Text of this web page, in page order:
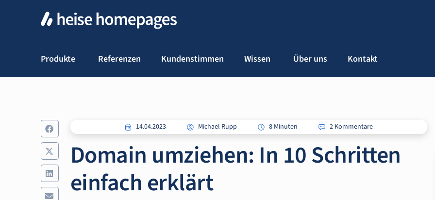
Produkte Referenzen Kundenstimmen Wissen Über uns Kontakt
14.04.2023 Michael Rupp 8 Minuten 2 Kommentare
Domain umziehen: In 10 Schritten
einfach erklärt